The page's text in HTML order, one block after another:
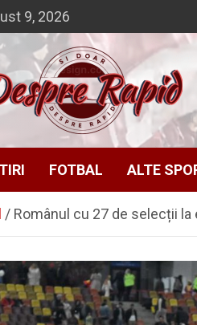
9, 2026
Rapid
Rapid
FOTBAL ALTE
Românul cu 27 de selecții